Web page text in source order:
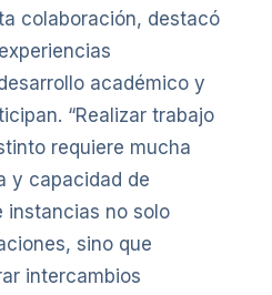
colaboración, destacó
académico y
“Realizar trabajo
requiere mucha
y capacidad de
instancias no solo
sino que
intercambios